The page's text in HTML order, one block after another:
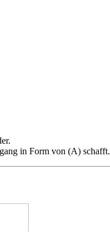
in Form von (A) schafft.